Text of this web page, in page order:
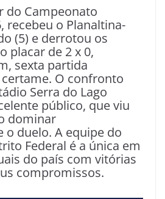
do Campeonato
recebeu o Planaltina-
(5) e derrotou os
placar de 2 x 0,
sexta partida
O confronto
Serra do Lago
público, que viu
dominar
duelo. A equipe do
Federal é a única em
do país com vitórias
compromissos.